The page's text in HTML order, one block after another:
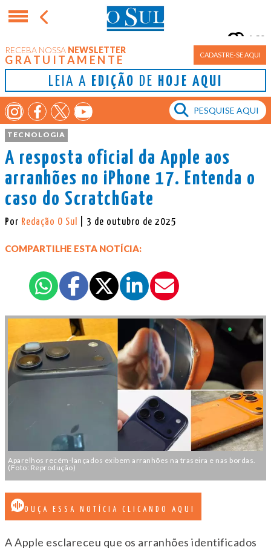
RECEBA NOSSA NEWSLETTER
GRATUITAMENTE CADASTRE-SE AQUI
LEIA A EDIÇÃO DE HOJE AQUI
Porto Alegre
16°
TECNOLOGIA
A resposta oficial da Apple aos
arranhões no iPhone 17. Entenda o
caso do ScratchGate
Por Redação O Sul | 3 de outubro de 2025
COMPARTILHE ESTA NOTÍCIA:
Aparelhos recém-lançados exibem arranhões na traseira e nas bordas.
(Foto: Reprodução)
OUÇA ESSA NOTÍCIA CLICANDO AQUI
A Apple esclareceu que os arranhões identificados